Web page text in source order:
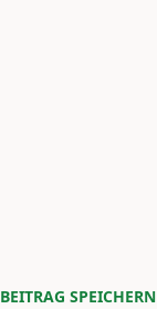
BEITRAG SPEICHERN